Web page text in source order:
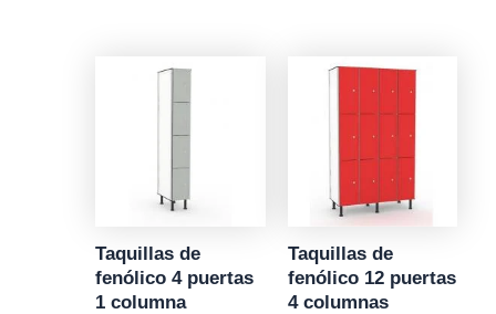
Taquillas de
fenólico 4 puertas
1 columna
Taquillas de
fenólico 12 puertas
4 columnas